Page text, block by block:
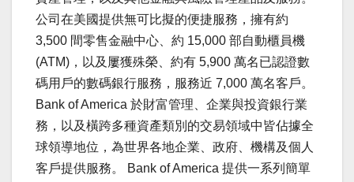
公司在美國提供無可比擬的便捷服務，擁有約
3,500 間零售金融中心、約 15,000 部自動櫃員機
(ATM)，以及屢獲殊榮、約有 5,900 萬名已認證數
碼用戶的數碼銀行服務，服務近 7,000 萬名客戶。
Bank of America 於財富管理、企業與投資銀行業
務，以及橫跨多種資產類別的交易領域中皆佔據全
球領導地位，為世界各地企業、政府、機構及個人
客戶提供服務。 Bank of America 提供一系列簡單